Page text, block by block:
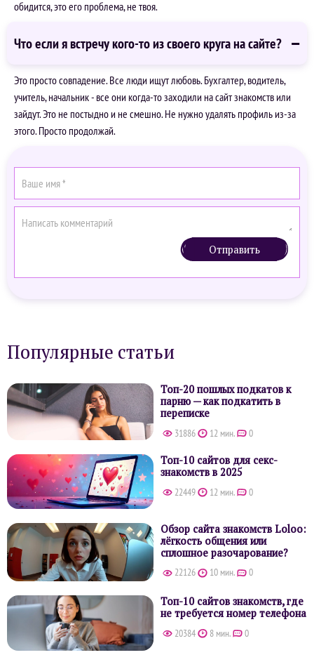
обидится, это его проблема, не твоя.
Что если я встречу кого-то из своего круга на сайте?
Это просто совпадение. Все люди ищут любовь. Бухгалтер, водитель,
учитель, начальник - все они когда-то заходили на сайт знакомств или
зайдут. Это не постыдно и не смешно. Не нужно удалять профиль из-за
этого. Просто продолжай.
Отправить
Популярные статьи
Топ-20 пошлых подкатов к
парню — как подкатить в
переписке
31886 12 мин. 0
Топ-10 сайтов для секс-
знакомств в 2025
22449 12 мин. 0
Обзор сайта знакомств Loloo:
лёгкость общения или
сплошное разочарование?
22126 10 мин. 0
Топ-10 сайтов знакомств, где
не требуется номер телефона
20384 8 мин. 0